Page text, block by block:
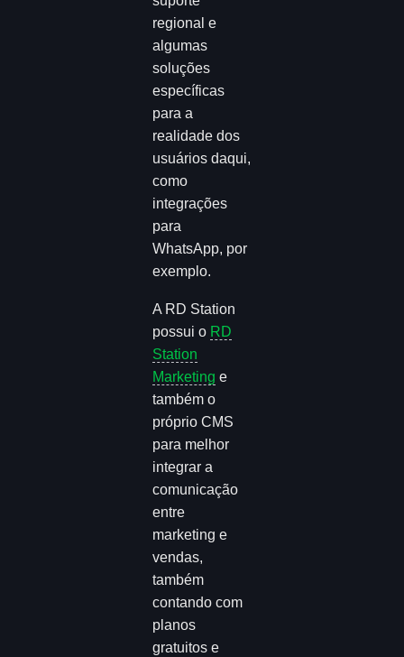
regional e
algumas
soluções
específicas
para a
realidade dos
usuários daqui,
como
integrações
para
WhatsApp, por
exemplo.
A RD Station
possui o RD
Station
Marketing e
também o
próprio CMS
para melhor
integrar a
comunicação
entre
marketing e
vendas,
também
contando com
planos
gratuitos e